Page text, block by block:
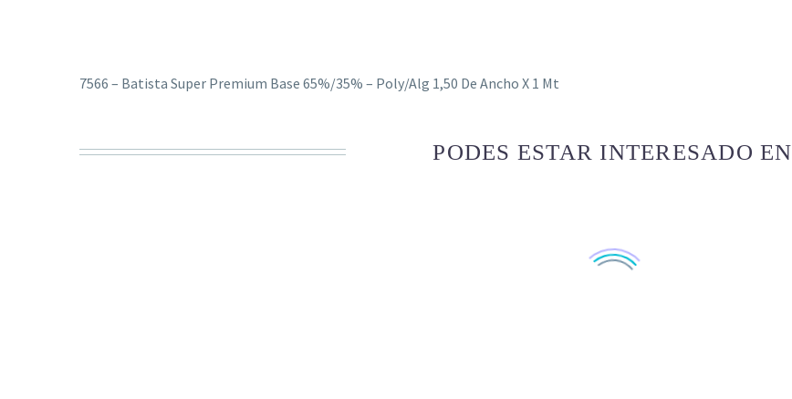
7566 – Batista Super Premium Base 65%/35% – Poly/Alg 1,50 De Ancho X 1 Mt
PODES ESTAR INTERESADO EN